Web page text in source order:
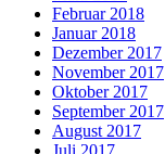
Februar 2018
Januar 2018
Dezember 2017
November 2017
Oktober 2017
September 2017
August 2017